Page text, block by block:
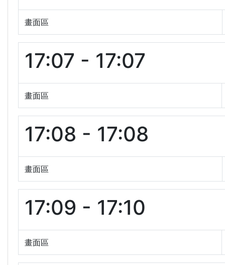
畫面區
17:07 - 17:07
畫面區
17:08 - 17:08
畫面區
17:09 - 17:10
畫面區